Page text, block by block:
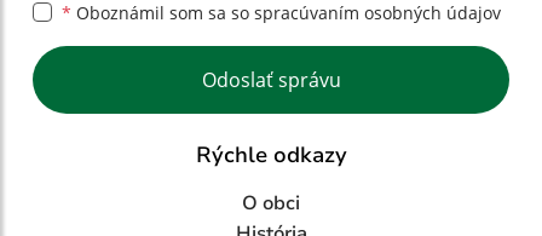
* Oboznámil som sa so spracúvaním osobných údajov
Google reCaptcha Response
Odoslať správu
Rýchle odkazy
O obci